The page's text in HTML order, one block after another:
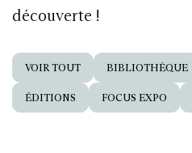
découverte !
VOIR TOUT BIBLIOTHÈQUE
ÉDITIONS FOCUS EXPO